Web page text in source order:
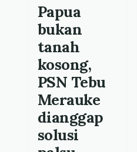
Papua
bukan
tanah
kosong,
PSN Tebu
Merauke
dianggap
solusi